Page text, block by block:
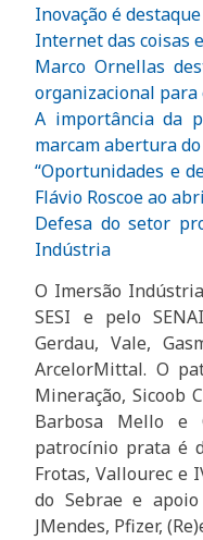
Inovação é
Internet das coisas
Marco Ornellas
organizacional
A importância da
marcam abertura
“Oportunidades e
Flávio Roscoe ao
Defesa do setor
Indústria
O Imersão
SESI e pelo
Gerdau, Vale,
ArcelorMittal. O
Mineração, Sicoob
Barbosa Mello e
patrocínio prata é
Frotas, Vallourec e
do Sebrae e
JMendes, Pfizer,